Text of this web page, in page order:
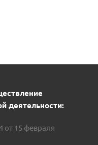
деятельности:
от 15 февраля